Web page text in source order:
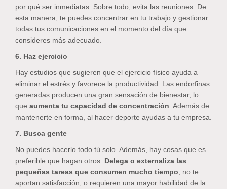
por qué ser inmediatas. Sobre todo, evita las reuniones. De
esta manera, te puedes concentrar en tu trabajo y gestionar
todas tus comunicaciones en el momento del día que
consideres más adecuado.
6. Haz ejercicio
Hay estudios que sugieren que el ejercicio físico ayuda a
eliminar el estrés y favorece la productividad. Las endorfinas
generadas producen una gran sensación de bienestar, lo
que aumenta tu capacidad de concentración . Además de
mantenerte en forma, al hacer deporte ayudas a tu empresa.
7. Busca gente
No puedes hacerlo todo tú solo. Además, hay cosas que es
preferible que hagan otros. Delega o externaliza las
pequeñas tareas que consumen mucho tiempo , no te
aportan satisfacción, o requieren una mayor habilidad de la